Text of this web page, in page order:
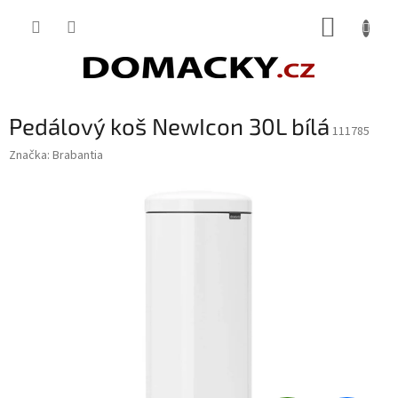
Pedálový koš NewIcon 30L bílá 111785
Značka: Brabantia